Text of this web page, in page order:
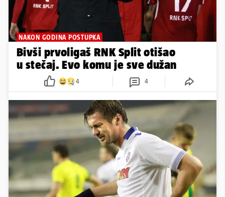
NAKON GODINA POSTUPKA
Bivši prvoligaš RNK Split otišao
u stečaj. Evo komu je sve dužan
4 4